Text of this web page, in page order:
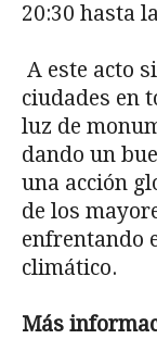
20:30 hasta
A este acto
ciudades en
luz de
dando un
una acción
de los
enfrentando
climático.
Más